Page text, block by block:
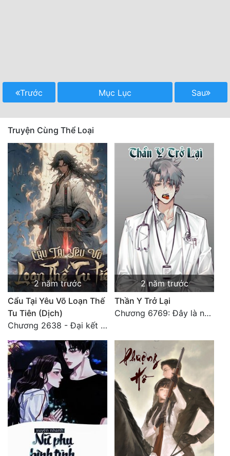
Trước Mục Lục Sau
Truyện Cùng Thể Loại
2 năm trước
Cẩu Tại Yêu Võ Loạn Thế
Tu Tiên (Dịch)
Chương 2638 - Đại kết cục (3)
2 năm trước
Thần Y Trở Lại
Chương 6769: Đây là nơi nào?